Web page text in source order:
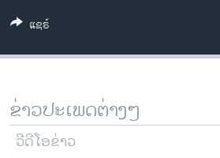
ສຽງ
ລາຍການກະຈາຍສຽງ
ຕິດຕາມພວກເຮົາ ທີ່
ແຊຣ໌
ຂ່າວປະເພດຕ່າງໆ
ວີດີໂອຂ່າວ